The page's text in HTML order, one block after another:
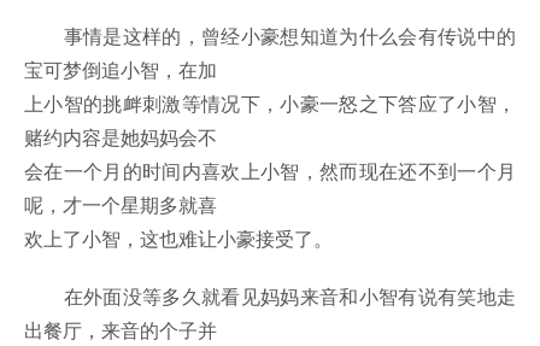
事情是这样的，曾经小豪想知道为什么会有传说中的
宝可梦倒追小智，在加
上小智的挑衅刺激等情况下，小豪一怒之下答应了小智，
赌约内容是她妈妈会不
会在一个月的时间内喜欢上小智，然而现在还不到一个月
呢，才一个星期多就喜
欢上了小智，这也难让小豪接受了。
在外面没等多久就看见妈妈来音和小智有说有笑地走
出餐厅，来音的个子并